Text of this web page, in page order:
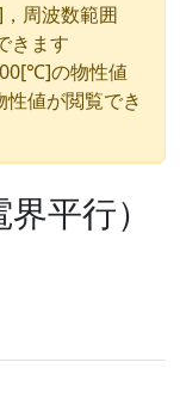
周波数範囲
きます
の物性値
値が閲覧でき
平行）